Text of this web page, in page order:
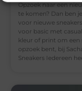
Opzoek naar een
te komen? Dan ben
voor nieuwe
voor basic met
kleur of print om een
opzoek bent, bij
Sneakers Iedereen